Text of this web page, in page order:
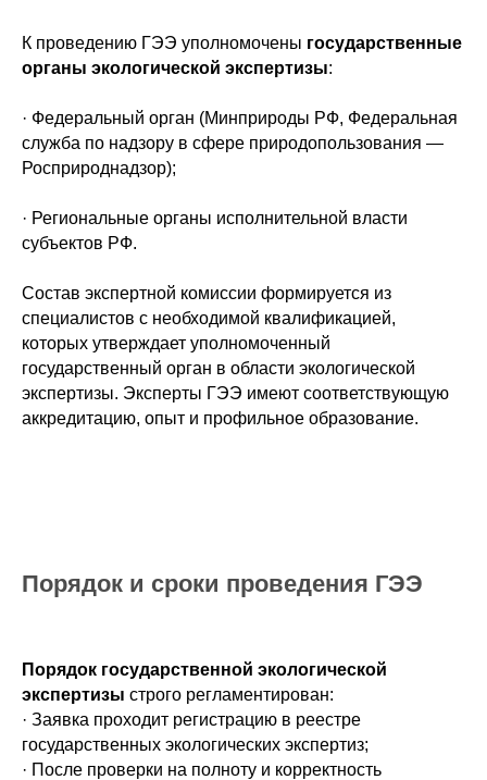
К проведению ГЭЭ уполномочены государственные
органы экологической экспертизы:
· Федеральный орган (Минприроды РФ, Федеральная
служба по надзору в сфере природопользования —
Росприроднадзор);
· Региональные органы исполнительной власти
субъектов РФ.
Состав экспертной комиссии формируется из
специалистов с необходимой квалификацией,
которых утверждает уполномоченный
государственный орган в области экологической
экспертизы. Эксперты ГЭЭ имеют соответствующую
аккредитацию, опыт и профильное образование.
Порядок и сроки проведения ГЭЭ
Порядок государственной экологической
экспертизы строго регламентирован:
· Заявка проходит регистрацию в реестре
государственных экологических экспертиз;
· После проверки на полноту и корректность